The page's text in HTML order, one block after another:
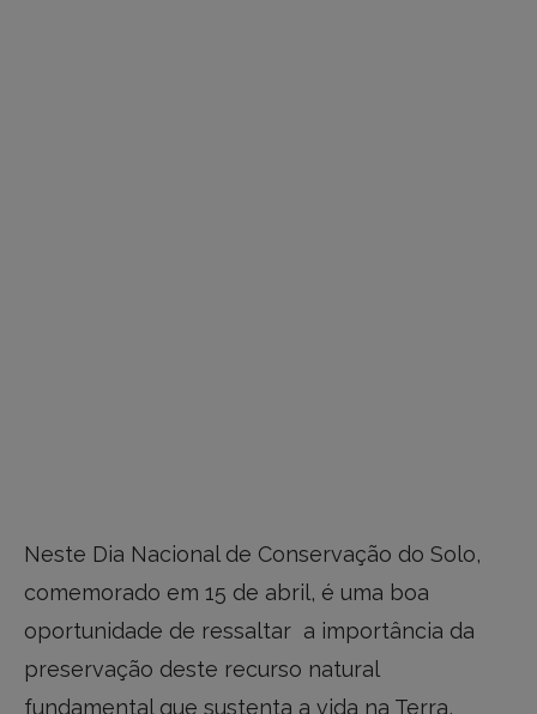
Neste Dia Nacional de Conservação do Solo,
comemorado em 15 de abril, é uma boa
oportunidade de ressaltar a importância da
preservação deste recurso natural
fundamental que sustenta a vida na Terra,